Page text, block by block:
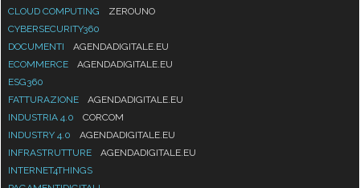
CLOUD COMPUTING
ZEROUNO
CYBERSECURITY360
DOCUMENTI
AGENDADIGITALE.EU
ECOMMERCE
AGENDADIGITALE.EU
ESG360
FATTURAZIONE
AGENDADIGITALE.EU
INDUSTRIA 4.0
CORCOM
INDUSTRY 4.0
AGENDADIGITALE.EU
INFRASTRUTTURE
AGENDADIGITALE.EU
INTERNET4THINGS